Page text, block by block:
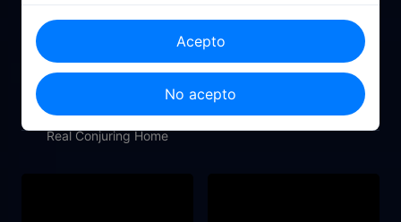
The Sleepless Unrest: The
Real Conjuring Home
2022
Ennio: El maestro
Acepto
No acepto